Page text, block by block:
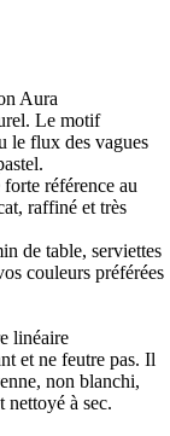
Aura
Le motif
le flux des vagues
référence au
raffiné et très
de table, serviettes
couleurs préférées
linéaire
et ne feutre pas. Il
non blanchi,
nettoyé à sec.